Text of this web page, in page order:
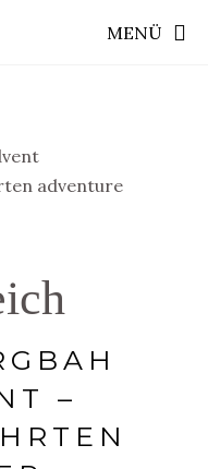
MENÜ
–